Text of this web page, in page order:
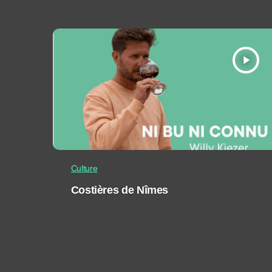
play_arrow
Culture
Costières de Nîmes